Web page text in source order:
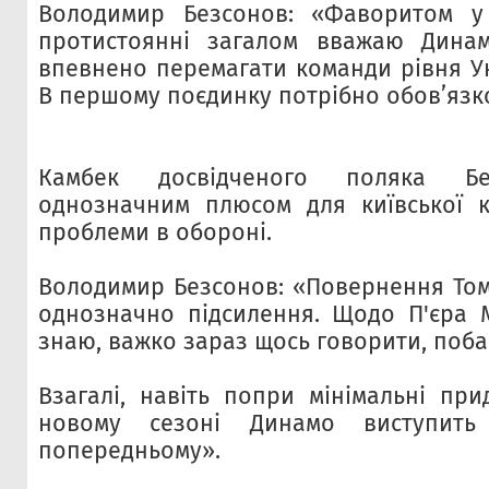
Володимир Безсонов: «Фаворитом
протистоянні загалом вважаю
впевнено перемагати команди рівня
В першому поєдинку потрібно
Камбек досвідченого поляка
однозначним плюсом для київської
проблеми в обороні.
Володимир Безсонов: «Повернення
однозначно підсилення. Щодо П'єра
знаю, важко зараз щось говорити,
Взагалі, навіть попри мінімальні
новому сезоні Динамо
попередньому».